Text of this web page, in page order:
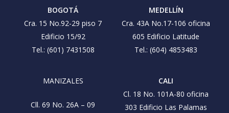
BOGOTÁ
Cra. 15 No.92-29 piso 7
Edificio 15/92
Tel.: (601) 7431508
MEDELLÍN
Cra. 43A No.17-106 oficina
605 Edificio Latitude
Tel.: (604) 4853483
MANIZALES
Cll. 69 No. 26A – 09
CALI
Cl. 18 No. 101A-80 oficina
303 Edificio Las Palamas